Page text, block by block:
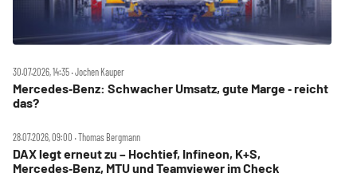
30.07.2026, 14:35 ‧ Jochen Kauper
Mercedes‑Benz: Schwacher Umsatz, gute Marge ‑ reicht
das?
28.07.2026, 09:00 ‧ Thomas Bergmann
DAX legt erneut zu – Hochtief, Infineon, K+S,
Mercedes‑Benz, MTU und Teamviewer im Check